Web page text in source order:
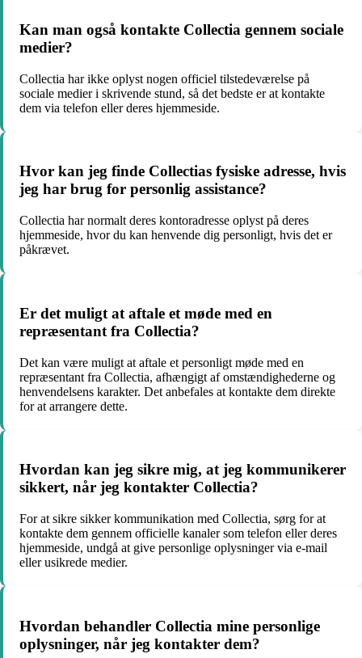
Kan man også kontakte Collectia gennem sociale
medier?
Collectia har ikke oplyst nogen officiel tilstedeværelse på
sociale medier i skrivende stund, så det bedste er at kontakte
dem via telefon eller deres hjemmeside.
Hvor kan jeg finde Collectias fysiske adresse, hvis
jeg har brug for personlig assistance?
Collectia har normalt deres kontoradresse oplyst på deres
hjemmeside, hvor du kan henvende dig personligt, hvis det er
påkrævet.
Er det muligt at aftale et møde med en
repræsentant fra Collectia?
Det kan være muligt at aftale et personligt møde med en
repræsentant fra Collectia, afhængigt af omstændighederne og
henvendelsens karakter. Det anbefales at kontakte dem direkte
for at arrangere dette.
Hvordan kan jeg sikre mig, at jeg kommunikerer
sikkert, når jeg kontakter Collectia?
For at sikre sikker kommunikation med Collectia, sørg for at
kontakte dem gennem officielle kanaler som telefon eller deres
hjemmeside, undgå at give personlige oplysninger via e-mail
eller usikrede medier.
Hvordan behandler Collectia mine personlige
oplysninger, når jeg kontakter dem?